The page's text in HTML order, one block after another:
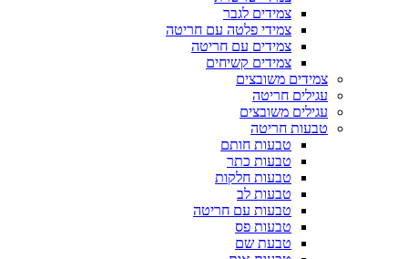
צמידים לגבר
צמידי פלטה עם חריטה
צמידים עם חריטה
צמידים קשיחים
צמידים משובצים
עגילים חריטה
עגילים משובצים
טבעות חריטה
טבעות חותם
טבעות כתר
טבעות חלקות
טבעות לב
טבעות עם חריטה
טבעות פס
טבעת שם